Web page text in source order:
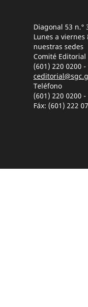
Diagonal 53 n.°
Lunes a viernes
nuestras sedes
Comité Editorial
(601) 220 0200
Teléfono
(601) 220 0200
Fáx: (601) 222